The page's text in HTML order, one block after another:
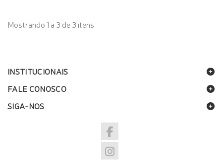
Mostrando 1 a 3 de 3 itens
INSTITUCIONAIS
FALE CONOSCO
SIGA-NOS